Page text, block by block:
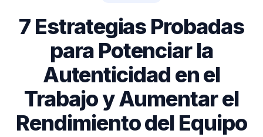
7 Estrategias Probadas
para Potenciar la
Autenticidad en el
Trabajo y Aumentar el
Rendimiento del Equipo